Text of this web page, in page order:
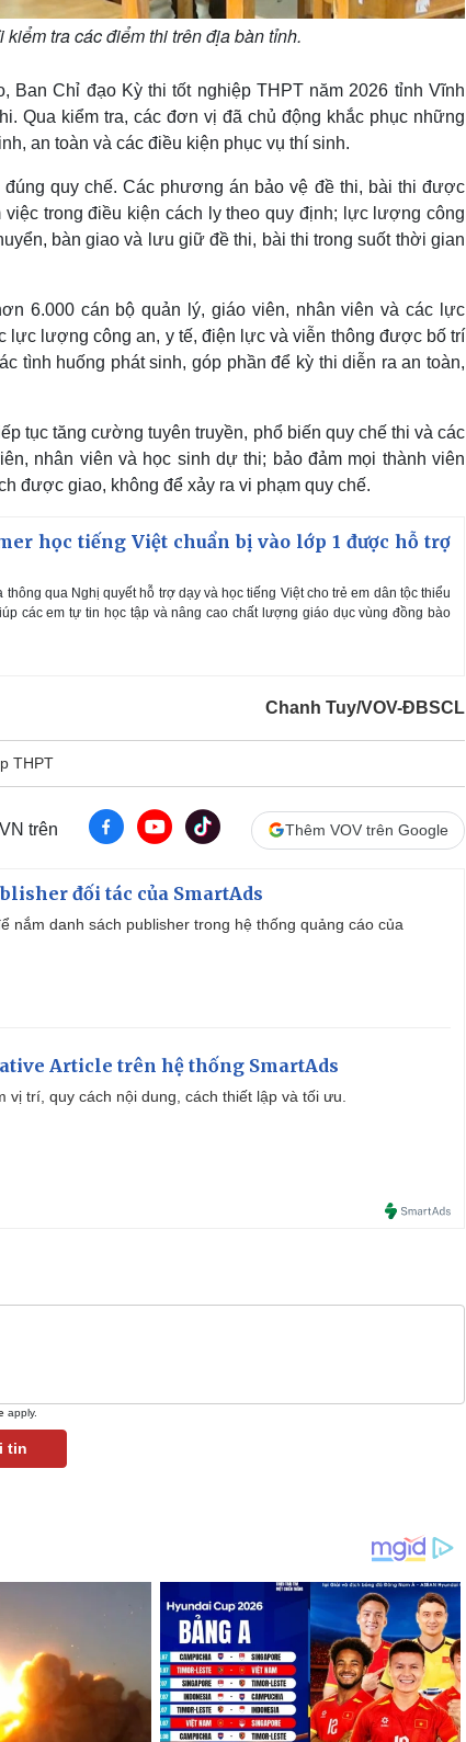
tra các điểm thi trên địa bàn tỉnh.
Ban Chỉ đạo Kỳ thi tốt nghiệp THPT năm 2026 tỉnh Vĩnh
Qua kiểm tra, các đơn vị đã chủ động khắc phục những
an toàn và các điều kiện phục vụ thí sinh.
quy chế. Các phương án bảo vệ đề thi, bài thi được
trong điều kiện cách ly theo quy định; lực lượng công
bàn giao và lưu giữ đề thi, bài thi trong suốt thời gian
6.000 cán bộ quản lý, giáo viên, nhân viên và các lực
lực lượng công an, y tế, điện lực và viễn thông được bố trí
tình huống phát sinh, góp phần để kỳ thi diễn ra an toàn,
tục tăng cường tuyên truyền, phổ biến quy chế thi và các
nhân viên và học sinh dự thi; bảo đảm mọi thành viên
được giao, không để xảy ra vi phạm quy chế.
học tiếng Việt chuẩn bị vào lớp 1 được hỗ trợ
qua Nghị quyết hỗ trợ dạy và học tiếng Việt cho trẻ em dân tộc thiểu
các em tự tin học tập và nâng cao chất lượng giáo dục vùng đồng bào
Chanh Tuy/VOV-ĐBSCL
THPT
trên Thêm VOV trên Google
đối tác của SmartAds
nắm danh sách publisher trong hệ thống quảng cáo của
Article trên hệ thống SmartAds
vị trí, quy cách nội dung, cách thiết lập và tối ưu.
apply.
tin